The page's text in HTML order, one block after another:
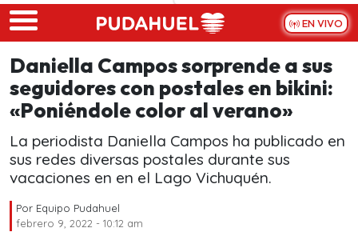
Skip to main content
EN VIVO
Daniella Campos sorprende a sus
seguidores con postales en bikini:
«Poniéndole color al verano»
La periodista Daniella Campos ha publicado en
sus redes diversas postales durante sus
vacaciones en en el Lago Vichuquén.
Por Equipo Pudahuel
febrero 9, 2022 - 10:12 am